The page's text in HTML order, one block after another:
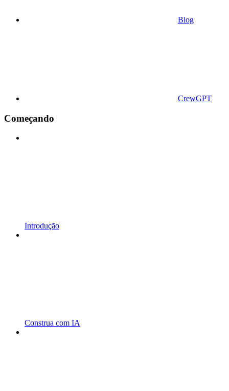
Blog
CrewGPT
Começando
Introdução
Construa com IA